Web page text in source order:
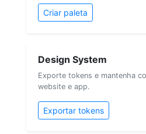
Criar paleta
Design System
Exporte tokens e mantenha
website e app.
Exportar tokens